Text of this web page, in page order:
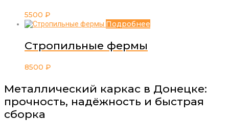
5500 ₽
Подробнее
Стропильные фермы
8500 ₽
Металлический каркас в Донецке:
прочность, надёжность и быстрая
сборка